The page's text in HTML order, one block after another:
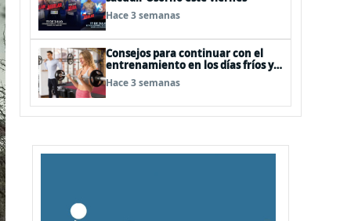
Hace 3 semanas
Consejos para continuar con el
entrenamiento en los días fríos y
lluviosos de invierno
Hace 3 semanas